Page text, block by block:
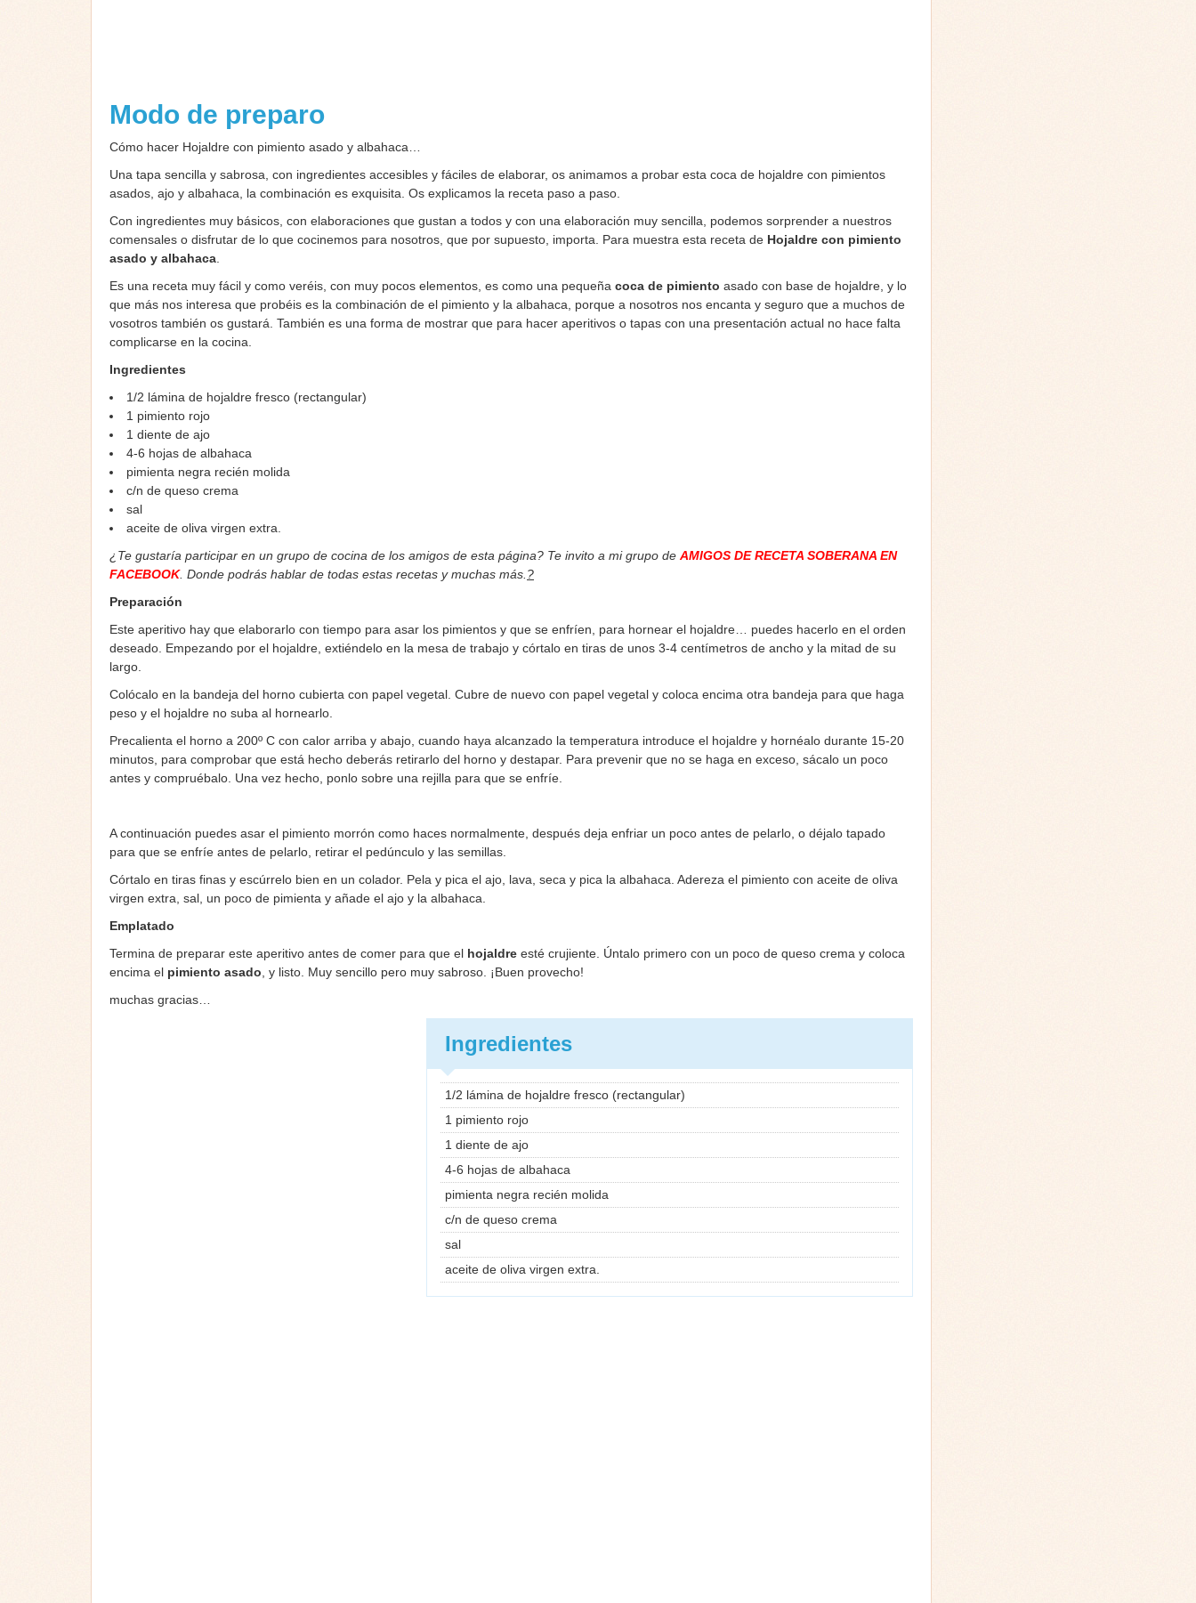
Modo de preparo
Cómo hacer Hojaldre con pimiento asado y albahaca…
Una tapa sencilla y sabrosa, con ingredientes accesibles y fáciles de elaborar, os animamos a probar esta coca de hojaldre con pimientos
asados, ajo y albahaca, la combinación es exquisita. Os explicamos la receta paso a paso.
Con ingredientes muy básicos, con elaboraciones que gustan a todos y con una elaboración muy sencilla, podemos sorprender a nuestros
comensales o disfrutar de lo que cocinemos para nosotros, que por supuesto, importa. Para muestra esta receta de Hojaldre con pimiento
asado y albahaca
Es una receta muy fácil y como veréis, con muy pocos elementos, es como una pequeña coca de pimiento asado con base de hojaldre, y lo
que más nos interesa que probéis es la combinación de el pimiento y la albahaca, porque a nosotros nos encanta y seguro que a muchos de
vosotros también os gustará. También es una forma de mostrar que para hacer aperitivos o tapas con una presentación actual no hace falta
complicarse en la cocina.
Ingredientes
1/2 lámina de hojaldre fresco (rectangular)
1 pimiento rojo
1 diente de ajo
4-6 hojas de albahaca
pimienta negra recién molida
c/n de queso crema
sal
aceite de oliva virgen extra.
¿Te gustaría participar en un grupo de cocina de los amigos de esta página? Te invito a mi grupo de AMIGOS DE RECETA SOBERANA EN
FACEBOOK. Donde podrás hablar de todas estas recetas y muchas más. ?
Preparación
Este aperitivo hay que elaborarlo con tiempo para asar los pimientos y que se enfríen, para hornear el hojaldre… puedes hacerlo en el orden
deseado. Empezando por el hojaldre, extiéndelo en la mesa de trabajo y córtalo en tiras de unos 3-4 centímetros de ancho y la mitad de su
largo.
Colócalo en la bandeja del horno cubierta con papel vegetal. Cubre de nuevo con papel vegetal y coloca encima otra bandeja para que haga
peso y el hojaldre no suba al hornearlo.
Precalienta el horno a 200º C con calor arriba y abajo, cuando haya alcanzado la temperatura introduce el hojaldre y hornéalo durante 15-20
minutos, para comprobar que está hecho deberás retirarlo del horno y destapar. Para prevenir que no se haga en exceso, sácalo un poco
antes y compruébalo. Una vez hecho, ponlo sobre una rejilla para que se enfríe.
A continuación puedes asar el pimiento morrón como haces normalmente, después deja enfriar un poco antes de pelarlo, o déjalo tapado
para que se enfríe antes de pelarlo, retirar el pedúnculo y las semillas.
Córtalo en tiras finas y escúrrelo bien en un colador. Pela y pica el ajo, lava, seca y pica la albahaca. Adereza el pimiento con aceite de oliva
virgen extra, sal, un poco de pimienta y añade el ajo y la albahaca.
Emplatado
Termina de preparar este aperitivo antes de comer para que el hojaldre esté crujiente. Úntalo primero con un poco de queso crema y coloca
encima el pimiento asado , y listo. Muy sencillo pero muy sabroso. ¡Buen provecho!
muchas gracias…
Ingredientes
1/2 lámina de hojaldre fresco (rectangular)
1 pimiento rojo
1 diente de ajo
4-6 hojas de albahaca
pimienta negra recién molida
c/n de queso crema
sal
aceite de oliva virgen extra.